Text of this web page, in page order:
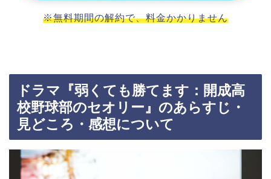
※無料期間の解約で、料金かかりません
ドラマ『弱くても勝てます：開成高
校野球部のセオリー』のあらすじ・
見どころ・感想について